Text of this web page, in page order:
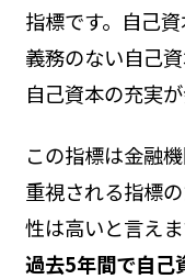
指標です。自己
義務のない自己
自己資本の充実
この指標は金融
重視される指標
性は高いと言えま
過去5年間で自己